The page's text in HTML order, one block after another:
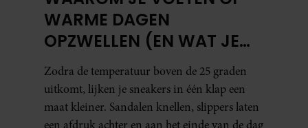
WARME DAGEN
OPZWELLEN (EN WAT JE
ERAAN KUNT DOEN)
Zodra de temperatuur boven de 25 graden
uitkomt, lijken je sneakers in één klap een
maat kleiner. Sandalen knellen, slippers laten